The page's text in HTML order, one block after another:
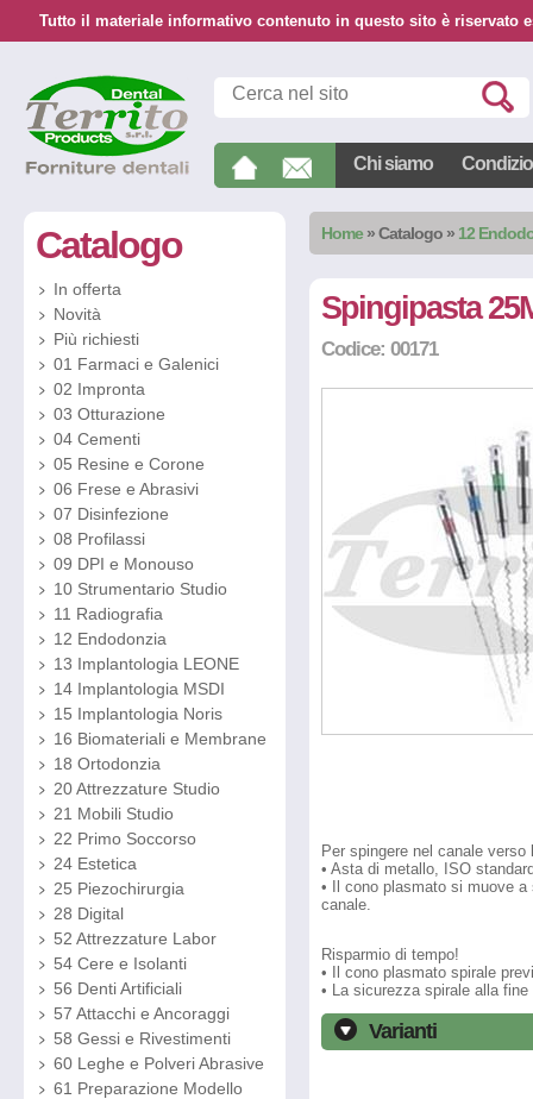
Tutto il materiale informativo contenuto in questo sito è riservato
Chi siamo
Home »Catalogo » 12
Catalogo
In offerta
Novità
Più richiesti
01 Farmaci e Galenici
02 Impronta
03 Otturazione
04 Cementi
05 Resine e Corone
06 Frese e Abrasivi
07 Disinfezione
08 Profilassi
09 DPI e Monouso
10 Strumentario Studio
11 Radiografia
12 Endodonzia
13 Implantologia LEONE
14 Implantologia MSDI
15 Implantologia Noris
16 Biomateriali e Membrane
18 Ortodonzia
20 Attrezzature Studio
21 Mobili Studio
22 Primo Soccorso
24 Estetica
25 Piezochirurgia
28 Digital
52 Attrezzature Labor
54 Cere e Isolanti
56 Denti Artificiali
57 Attacchi e Ancoraggi
58 Gessi e Rivestimenti
60 Leghe e Polveri Abrasive
61 Preparazione Modello
Spingipasta
Codice: 00171
Per spingere nel canale
• Asta di metallo, ISO
• Il cono plasmato si muove
canale.
Risparmio di tempo!
• Il cono plasmato spirale
• La sicurezza spirale alla
Varianti